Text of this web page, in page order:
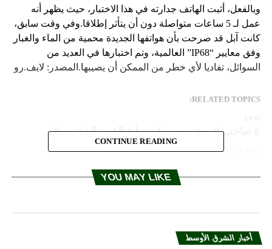
وبالفعل، أثبت الهاتف جدارته في هذا الاختبار، حيث يظهر أنه
عمل لـ 5 ساعات متواصلة دون أن يتأثر إطلاقا.وفي وقت سابق،
كانت آبل قد صرحت بأن هواتفها الجديدة محمية من الماء والغبار
وفق معايير “IP68” العالمية، وتم اختبارها في العديد من
السوائل، تفاديا لأي خطر من الممكن أن يصيبها.المصدر: لايف.رو
RELATED TOPICS:
صاحب “وصف مصر في نهاية القرن العشرين”
DON'T MISS
الهدف الأول
CONTINUE READING
YOU MAY LIKE
أخبار الشرق الأوسط